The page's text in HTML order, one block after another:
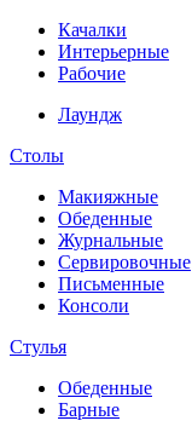
Качалки
Интерьерные
Рабочие
Лаундж
Столы
Макияжные
Обеденные
Журнальные
Сервировочные
Письменные
Консоли
Стулья
Обеденные
Барные